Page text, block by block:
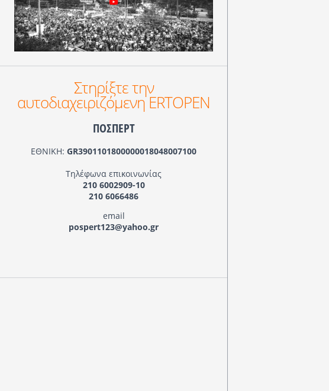
Στηρίξτε την
αυτοδιαχειριζόμενη ERTOPEN
ΠΟΣΠΕΡΤ
ΕΘΝΙΚΗ: GR3901101800000018048007100
Τηλέφωνα επικοινωνίας
210 6002909-10
210 6066486
email
pospert123@yahoo.gr